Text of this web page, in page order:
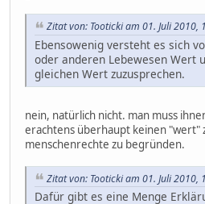
Zitat von: Tooticki am 01. Juli 2010,
Ebensowenig versteht es sich
oder anderen Lebewesen Wert
gleichen Wert zuzusprechen.
nein, natürlich nicht. man muss
erachtens überhaupt keinen "wert"
menschenrechte zu begründen.
Zitat von: Tooticki am 01. Juli 2010,
Dafür gibt es eine Menge